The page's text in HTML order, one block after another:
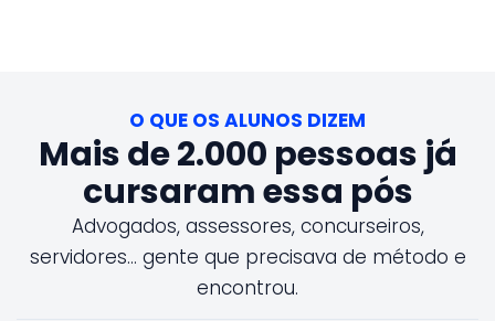
O QUE OS ALUNOS DIZEM
Mais de 2.000 pessoas já
cursaram essa pós
Advogados, assessores, concurseiros,
servidores… gente que precisava de método e
encontrou.